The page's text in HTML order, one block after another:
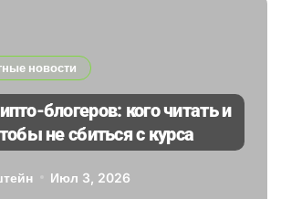
новости
блогеров: кого читать и
не сбиться с курса
Июл 3, 2026